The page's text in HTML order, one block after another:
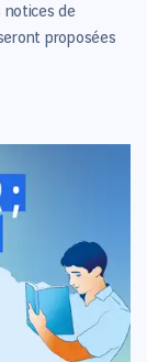
notices de
proposées